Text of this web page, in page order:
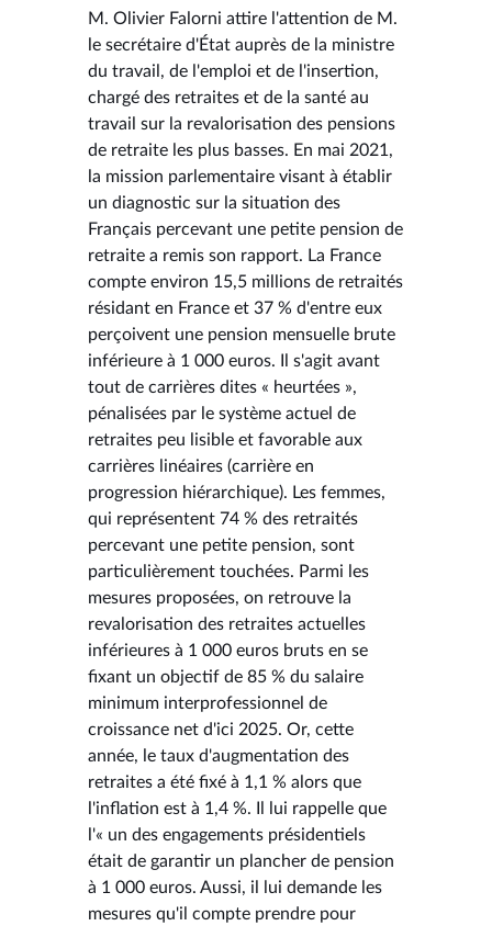
M. Olivier Falorni attire l'attention de M.
le secrétaire d'État auprès de la ministre
du travail, de l'emploi et de l'insertion,
chargé des retraites et de la santé au
travail sur la revalorisation des pensions
de retraite les plus basses. En mai 2021,
la mission parlementaire visant à établir
un diagnostic sur la situation des
Français percevant une petite pension de
retraite a remis son rapport. La France
compte environ 15,5 millions de retraités
résidant en France et 37 % d'entre eux
perçoivent une pension mensuelle brute
inférieure à 1 000 euros. Il s'agit avant
tout de carrières dites « heurtées »,
pénalisées par le système actuel de
retraites peu lisible et favorable aux
carrières linéaires (carrière en
progression hiérarchique). Les femmes,
qui représentent 74 % des retraités
percevant une petite pension, sont
particulièrement touchées. Parmi les
mesures proposées, on retrouve la
revalorisation des retraites actuelles
inférieures à 1 000 euros bruts en se
fixant un objectif de 85 % du salaire
minimum interprofessionnel de
croissance net d'ici 2025. Or, cette
année, le taux d'augmentation des
retraites a été fixé à 1,1 % alors que
l'inflation est à 1,4 %. Il lui rappelle que
l'« un des engagements présidentiels
était de garantir un plancher de pension
à 1 000 euros. Aussi, il lui demande les
mesures qu'il compte prendre pour